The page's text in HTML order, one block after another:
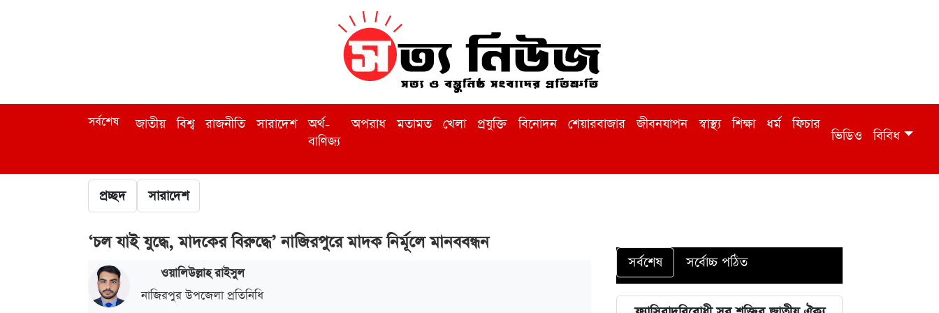
সর্বশেষ জাতীয় বিশ্ব রাজনীতি সারাদেশ
অর্থ-
বাণিজ্য
অপরাধ মতামত খেলা প্রযুক্তি বিনোদন শেয়ারবাজার জীবনযাপন স্বাস্থ্য শিক্ষা ধর্ম ফিচার
ভিডিও বিবিধ
প্রচ্ছদ সারাদেশ
‘চল যাই যুদ্ধে, মাদকের বিরুদ্ধে’ নাজিরপুরে মাদক নির্মূলে মানববন্ধন
ওয়ালিউল্লাহ রাইসুল
নাজিরপুর উপজেলা প্রতিনিধি
সর্বশেষ সর্বোচ্চ পঠিত